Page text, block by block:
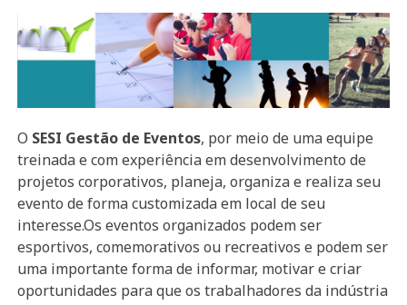
O SESI Gestão de Eventos, por meio de uma equipe
treinada e com experiência em desenvolvimento de
projetos corporativos, planeja, organiza e realiza seu
evento de forma customizada em local de seu
interesse.Os eventos organizados podem ser
esportivos, comemorativos ou recreativos e podem ser
uma importante forma de informar, motivar e criar
oportunidades para que os trabalhadores da indústria